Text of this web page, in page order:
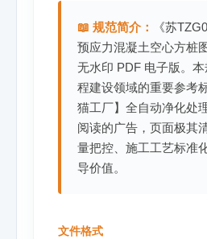
📖 规范简介：
《苏
预应力混凝土空心方桩
无水印 PDF 电子版。
程建设领域的重要参考
猫工厂】全自动净化处
阅读的广告，页面极其
量把控、施工工艺标准
导价值。
文件格式